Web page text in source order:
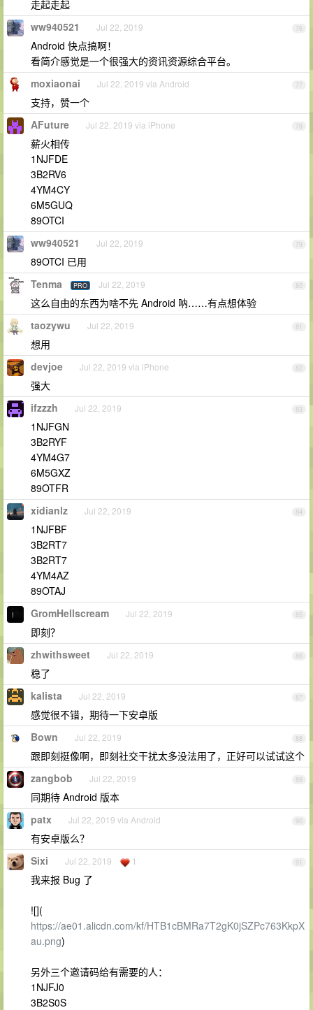
走起走起
76
ww940521 Jul 22, 2019
Android 快点搞啊！
看简介感觉是一个很强大的资讯资源综合平台。
77
moxiaonai Jul 22, 2019 via Android
支持，赞一个
78
AFuture Jul 22, 2019 via iPhone
薪火相传
1NJFDE
3B2RV6
4YM4CY
6M5GUQ
89OTCI
79
ww940521 Jul 22, 2019
89OTCI 已用
80
Tenma PRO Jul 22, 2019
这么自由的东西为啥不先 Android 呐……有点想体验
81
taozywu Jul 22, 2019
想用
82
devjoe Jul 22, 2019 via iPhone
强大
83
ifzzzh Jul 22, 2019
1NJFGN
3B2RYF
4YM4G7
6M5GXZ
89OTFR
84
xidianlz Jul 22, 2019
1NJFBF
3B2RT7
3B2RT7
4YM4AZ
89OTAJ
85
GromHellscream Jul 22, 2019
即刻？
86
zhwithsweet Jul 22, 2019
稳了
87
kalista Jul 22, 2019
感觉很不错，期待一下安卓版
88
Bown Jul 22, 2019
跟即刻挺像啊，即刻社交干扰太多没法用了，正好可以试试这个
89
zangbob Jul 22, 2019
同期待 Android 版本
90
patx Jul 22, 2019 via Android
有安卓版么？
91
Sixi Jul 22, 2019 1
我来报 Bug 了
![](
https://ae01.alicdn.com/kf/HTB1cBMRa7T2gK0jSZPc763KkpX
au.png)
另外三个邀请码给有需要的人：
1NJFJ0
3B2S0S